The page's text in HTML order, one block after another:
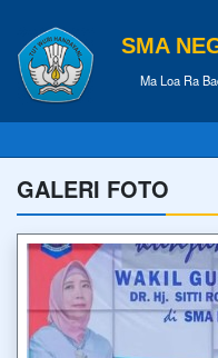
SMA
Ma Loa Ra
GALERI FOTO